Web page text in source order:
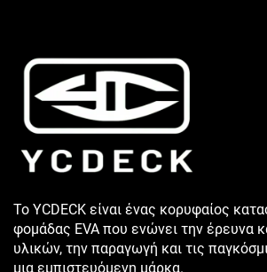
Το YCDECK είναι ένας κορυφαίος
φομάδας EVA που ενώνει την έρευνα
υλικών, την παραγωγή και τις
μια εμπιστευόμενη μάρκα.